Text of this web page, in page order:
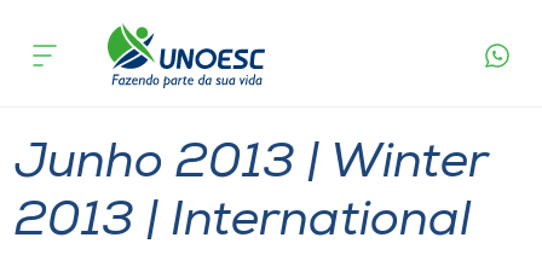
Cursos
Pesquisa
acontece
Junho 2013 | Winter
2013 | International